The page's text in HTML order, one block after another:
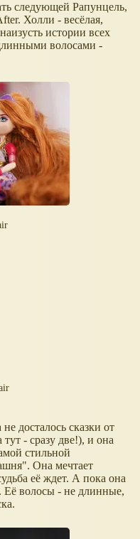
следующей Рапунцель,
Холли - весёлая,
истории всех
волосами -
досталось сказки от
- сразу две!), и она
стильной
Она мечтает
её ждет. А пока она
Её волосы - не длинные,